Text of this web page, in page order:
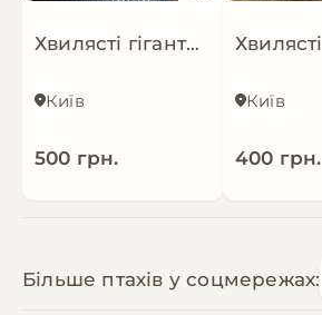
Хвилясті гіганти виставкові папуги
Київ
500 грн.
Київ
400 грн.
Більше птахів у соцмережах: